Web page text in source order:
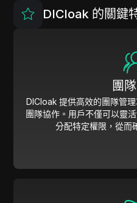
DICloak 的關鍵
團
DICloak 提供高效的團隊管
團隊協作。用戶不僅可以靈
分配特定權限，從而